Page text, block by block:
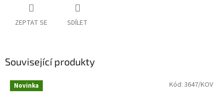
ZEPTAT SE SDÍLET
Související produkty
Novinka Kód: 3647/KOV